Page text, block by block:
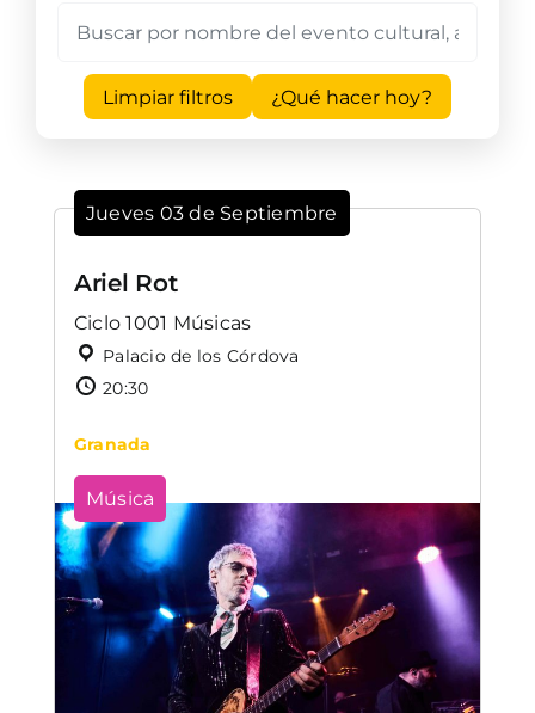
Limpiar filtros ¿Qué hacer hoy?
Jueves 03 de Septiembre
Ariel Rot
Ciclo 1001 Músicas
Palacio de los Córdova
20:30
Granada
Música